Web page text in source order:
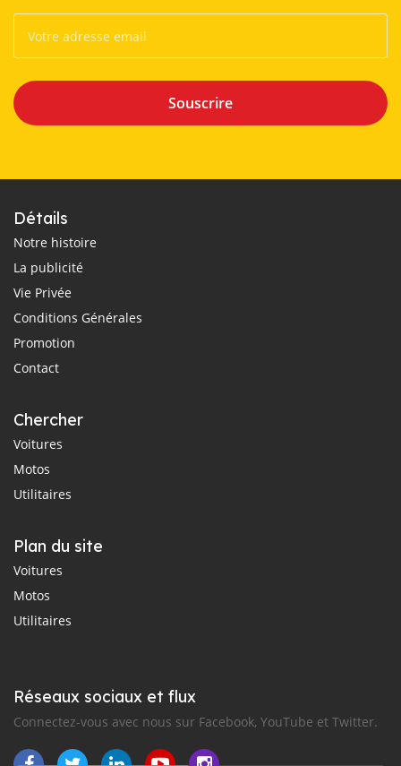
Souscrire
Détails
Notre histoire
La publicité
Vie Privée
Conditions Générales
Promotion
Contact
Chercher
Voitures
Motos
Utilitaires
Plan du site
Voitures
Motos
Utilitaires
Réseaux sociaux et flux
Connectez-vous avec nous sur Facebook, YouTube et Twitter.